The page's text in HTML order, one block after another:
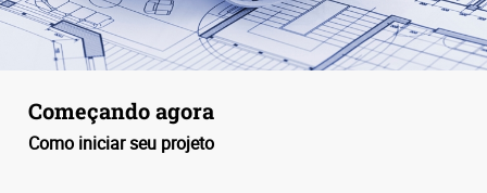
Começando agora
Como iniciar seu projeto